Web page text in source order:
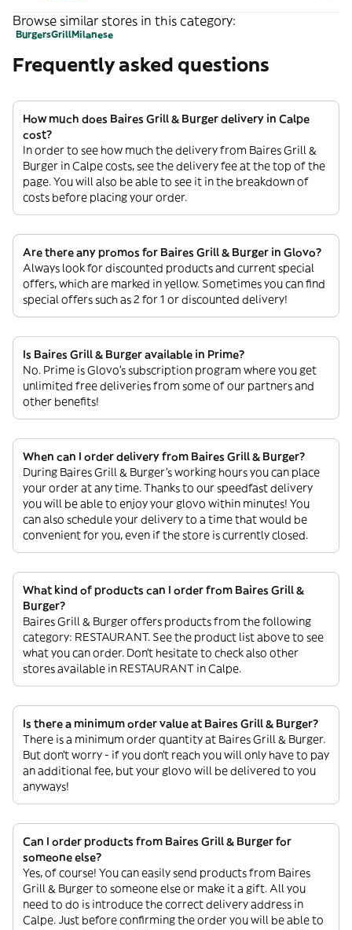
Browse similar stores in this category:
BurgersGrillMilanese
Frequently asked questions
How much does Baires Grill & Burger delivery in Calpe
cost?
In order to see how much the delivery from Baires Grill &
Burger in Calpe costs, see the delivery fee at the top of the
page. You will also be able to see it in the breakdown of
costs before placing your order.
Are there any promos for Baires Grill & Burger in Glovo?
Always look for discounted products and current special
offers, which are marked in yellow. Sometimes you can find
special offers such as 2 for 1 or discounted delivery!
Is Baires Grill & Burger available in Prime?
No. Prime is Glovo’s subscription program where you get
unlimited free deliveries from some of our partners and
other benefits!
When can I order delivery from Baires Grill & Burger?
During Baires Grill & Burger’s working hours you can place
your order at any time. Thanks to our speedfast delivery
you will be able to enjoy your glovo within minutes! You
can also schedule your delivery to a time that would be
convenient for you, even if the store is currently closed.
What kind of products can I order from Baires Grill &
Burger?
Baires Grill & Burger offers products from the following
category: RESTAURANT. See the product list above to see
what you can order. Don’t hesitate to check also other
stores available in RESTAURANT in Calpe.
Is there a minimum order value at Baires Grill & Burger?
There is a minimum order quantity at Baires Grill & Burger.
But don’t worry - if you don’t reach you will only have to pay
an additional fee, but your glovo will be delivered to you
anyways!
Can I order products from Baires Grill & Burger for
someone else?
Yes, of course! You can easily send products from Baires
Grill & Burger to someone else or make it a gift. All you
need to do is introduce the correct delivery address in
Calpe. Just before confirming the order you will be able to